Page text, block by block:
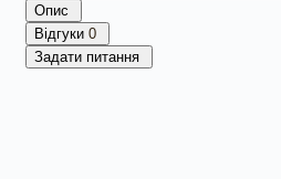
Опис
Відгуки 0
Задати питання